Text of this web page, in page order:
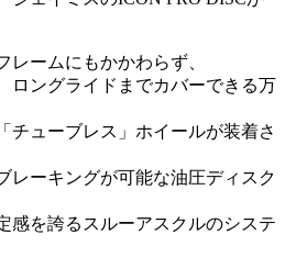
レームにもかかわらず、
ロングライドまでカバーできる万
チューブレス」ホイールが装着さ
レーキングが可能な油圧ディスク
感を誇るスルーアスクルのシステ